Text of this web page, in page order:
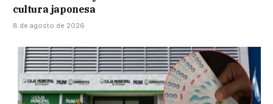
cultura japonesa
8 de agosto de 2026